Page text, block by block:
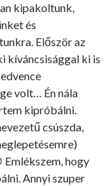
kipakoltunk,
és
Először az
kíváncsisággal ki is
volt… Én nála
kipróbálni.
csúszda,
hogy
Annyi szuper